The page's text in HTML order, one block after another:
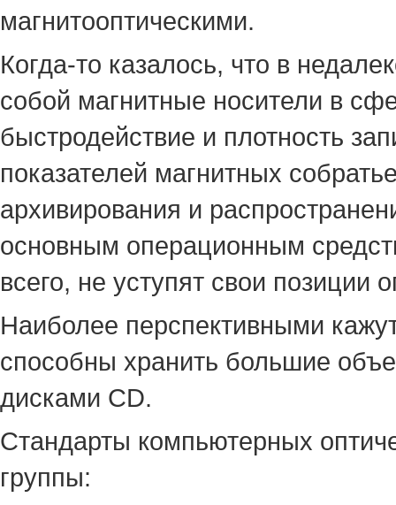
магнитооптическими.
Когда-то казалось, что в
собой магнитные носители в
быстродействие и плотность
показателей магнитных
архивирования и
основным операционным
всего, не уступят свои позиции
Наиболее перспективными
способны хранить большие
дисками CD.
Стандарты компьютерных
группы: